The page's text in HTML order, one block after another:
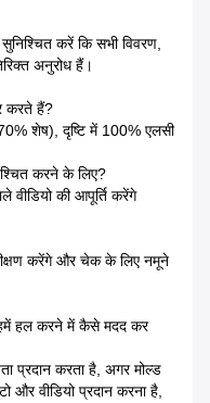
करें कि सभी विवरण,
अनुरोध हैं।
करते हैं?
शेष), दृष्टि में 100% एलसी
करने के लिए?
वीडियो की आपूर्ति करेंगे
करेंगे और चेक के लिए नमूने
हमें हल करने में कैसे मदद कर
प्रदान करता है, अगर मोल्ड
और वीडियो प्रदान करना है,